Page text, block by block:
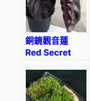
銅鏡觀音蓮
Red Secret
cuprea red)